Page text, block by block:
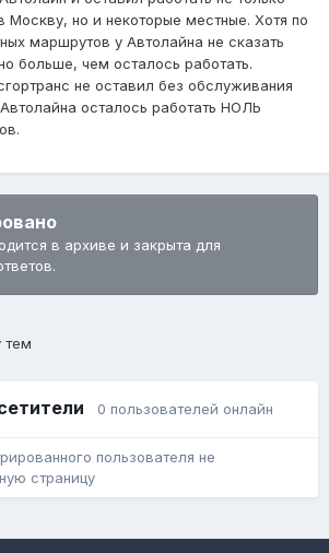
но и некоторые местные. Хотя по
маршрутов у Автолайна не сказать
больше, чем осталось работать.
не оставил без обслуживания
осталось работать НОЛЬ
в архиве и закрыта для
тем
0 пользователей онлайн
пользователя не
страницу